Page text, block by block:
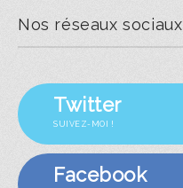
Nos réseaux sociaux
Twitter
SUIVEZ-MOI !
Facebook